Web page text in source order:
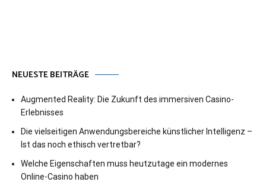
NEUESTE BEITRÄGE
Augmented Reality: Die Zukunft des immersiven Casino-
Erlebnisses
Die vielseitigen Anwendungsbereiche künstlicher Intelligenz –
Ist das noch ethisch vertretbar?
Welche Eigenschaften muss heutzutage ein modernes
Online-Casino haben